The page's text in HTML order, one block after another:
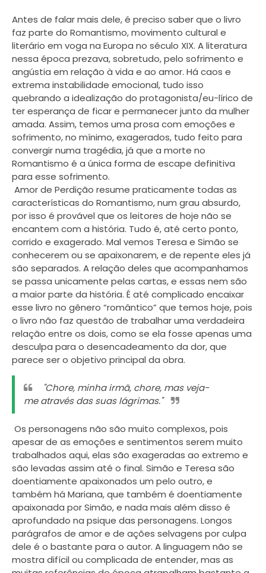
Antes de falar mais dele, é preciso saber que o livro
faz parte do Romantismo, movimento cultural e
literário em voga na Europa no século XIX. A literatura
nessa época prezava, sobretudo, pelo sofrimento e
angústia em relação à vida e ao amor. Há caos e
extrema instabilidade emocional, tudo isso
quebrando a idealização do protagonista/eu-lírico de
ter esperança de ficar e permanecer junto da mulher
amada. Assim, temos uma prosa com emoções e
sofrimento, no mínimo, exagerados, tudo feito para
convergir numa tragédia, já que a morte no
Romantismo é a única forma de escape definitiva
para esse sofrimento.
Amor de Perdição resume praticamente todas as
características do Romantismo, num grau absurdo,
por isso é provável que os leitores de hoje não se
encantem com a história. Tudo é, até certo ponto,
corrido e exagerado. Mal vemos Teresa e Simão se
conhecerem ou se apaixonarem, e de repente eles já
são separados. A relação deles que acompanhamos
se passa unicamente pelas cartas, e essas nem são
a maior parte da história. É até complicado encaixar
esse livro no gênero “romântico” que temos hoje, pois
o livro não faz questão de trabalhar uma verdadeira
relação entre os dois, como se ela fosse apenas uma
desculpa para o desencadeamento da dor, que
parece ser o objetivo principal da obra.
"Chore, minha irmã, chore, mas veja-
me através das suas lágrimas."
Os personagens não são muito complexos, pois
apesar de as emoções e sentimentos serem muito
trabalhados aqui, elas são exageradas ao extremo e
são levadas assim até o final. Simão e Teresa são
doentiamente apaixonados um pelo outro, e
também há Mariana, que também é doentiamente
apaixonada por Simão, e nada mais além disso é
aprofundado na psique das personagens. Longos
parágrafos de amor e de ações selvagens por culpa
dele é o bastante para o autor. A linguagem não se
mostra difícil ou complicada de entender, mas as